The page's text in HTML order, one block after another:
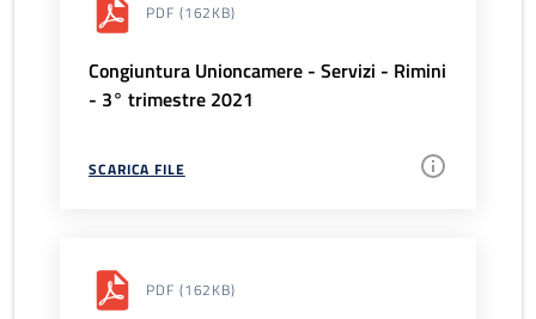
PDF (162KB)
Congiuntura Unioncamere - Servizi - Rimini
- 3° trimestre 2021
SCARICA FILE
PDF (162KB)